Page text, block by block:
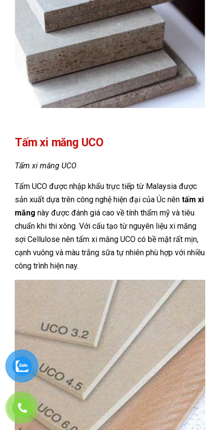
Tấm xi măng UCO
Tấm xi măng UCO
Tấm UCO được nhập khẩu trực tiếp từ Malaysia được
sản xuất dựa trên công nghệ hiện đại của Úc nên tấm xi
măng này được đánh giá cao về tính thẩm mỹ và tiêu
chuẩn khi thi xông. Với cấu tạo từ nguyên liệu xi măng
sợi Cellulose nên tấm xi măng UCO có bề mặt rất mịn,
cạnh vuông và màu trắng sữa tự nhiên phù hợp với nhiều
công trình hiện nay.